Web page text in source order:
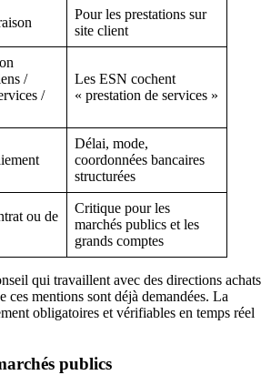
Pour les prestations sur
site client
/
/
Les ESN cochent
« prestation de services »
Délai, mode,
coordonnées bancaires
structurées
ou de
Critique pour les
marchés publics et les
grands comptes
qui travaillent avec des directions achats
ces mentions sont déjà demandées. La
obligatoires et vérifiables en temps réel
publics